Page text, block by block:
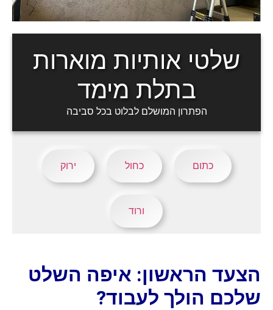
שלטי אותיות מוארות
בתלת מימד
הפתרון המושלם לבלוט בכל סביבה
כתום כחול ירוק
ורוד
הצעד הראשון: איפה השלט
שלכם הולך לעבוד?